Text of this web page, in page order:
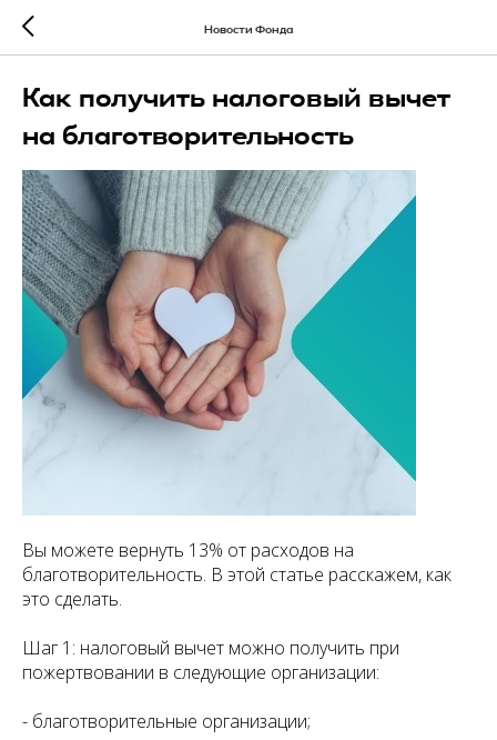
Новости Фонда
Как получить налоговый вычет
на благотворительность
Вы можете вернуть 13% от расходов на
благотворительность. В этой статье расскажем, как
это сделать.
Шаг 1: налоговый вычет можно получить при
пожертвовании в следующие организации:
- благотворительные организации;